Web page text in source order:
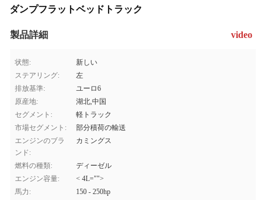
ダンプフラットベッドトラック
製品詳細 video
状態:
新しい
ステアリング:
左
排放基準:
ユーロ6
原産地:
湖北,中国
セグメント:
軽トラック
市場セグメント:
部分積荷の輸送
エンジンのブラ
ンド:
カミングス
燃料の種類:
ディーゼル
エンジン容量:
< 4L="">
馬力:
150 - 250hp